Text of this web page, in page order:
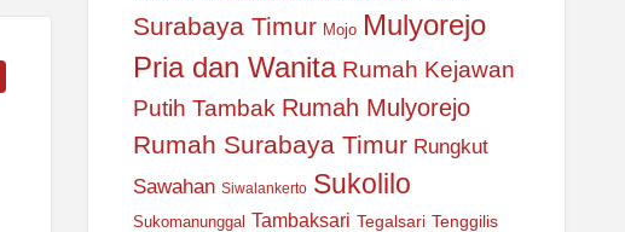
Surabaya Timur Mojo Mulyorejo
Pria dan Wanita Rumah Kejawan
Putih Tambak Rumah Mulyorejo
Rumah Surabaya Timur Rungkut
Sawahan Siwalankerto Sukolilo
Sukomanunggal Tambaksari Tegalsari Tenggilis